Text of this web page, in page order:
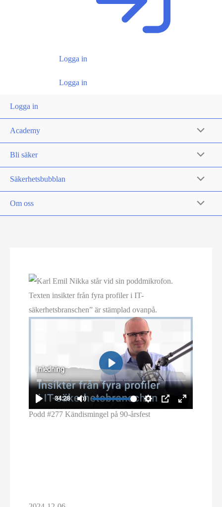
Logga in
Logga in
Logga in
Academy
Bli säker
Säkerhetsbubblan
Om oss
Podd #277 Kändismingel på 90-årsfest